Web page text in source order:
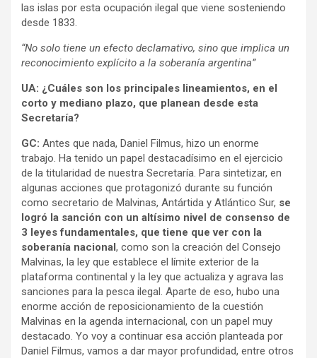
las islas por esta ocupación ilegal que viene sosteniendo
desde 1833.
“No solo tiene un efecto declamativo, sino que implica un
reconocimiento explícito a la soberanía argentina”
UA: ¿Cuáles son los principales lineamientos, en el
corto y mediano plazo, que planean desde esta
Secretaría?
GC: Antes que nada, Daniel Filmus, hizo un enorme
trabajo. Ha tenido un papel destacadísimo en el ejercicio
de la titularidad de nuestra Secretaría. Para sintetizar, en
algunas acciones que protagonizó durante su función
como secretario de Malvinas, Antártida y Atlántico Sur, se
logró la sanción con un altísimo nivel de consenso de
3 leyes fundamentales, que tiene que ver con la
soberanía nacional, como son la creación del Consejo
Malvinas, la ley que establece el límite exterior de la
plataforma continental y la ley que actualiza y agrava las
sanciones para la pesca ilegal. Aparte de eso, hubo una
enorme acción de reposicionamiento de la cuestión
Malvinas en la agenda internacional, con un papel muy
destacado. Yo voy a continuar esa acción planteada por
Daniel Filmus, vamos a dar mayor profundidad, entre otros